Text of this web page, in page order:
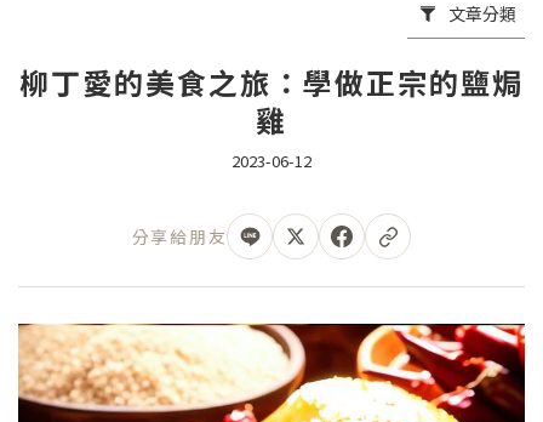
文章分類
柳丁愛的美食之旅：學做正宗的鹽焗
雞
2023-06-12
分享給朋友